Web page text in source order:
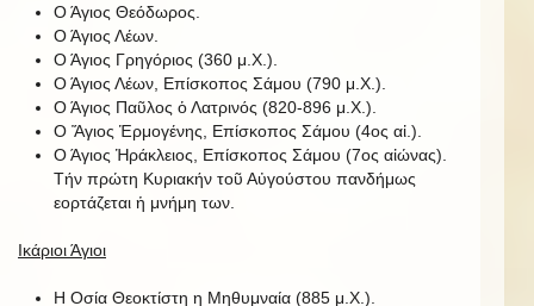
Ο Άγιος Θεόδωρος.
Ο Άγιος Λέων.
Ο Άγιος Γρηγόριος (360 μ.Χ.).
Ο Άγιος Λέων, Επίσκοπος Σάμου (790 μ.Χ.).
Ο Άγιος Παῦλος ὁ Λατρινός (820-896 μ.Χ.).
Ο Ἅγιος Ἑρμογένης, Επίσκοπος Σάμου (4ος αἰ.).
Ο Άγιος Ἡράκλειος, Επίσκοπος Σάμου (7ος αἰώνας).
Τήν πρώτη Κυριακήν τοῦ Αὐγούστου πανδήμως
εορτάζεται ἡ μνήμη των.
Ικάριοι Άγιοι
Η Οσία Θεοκτίστη η Μηθυμναία (885 μ.Χ.).